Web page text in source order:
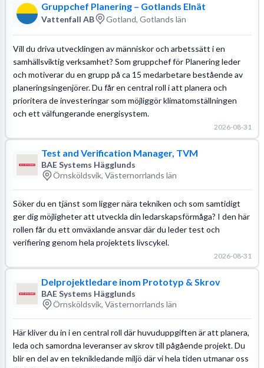
Gruppchef Planering – Gotlands Elnät
Vattenfall AB Gotland, Gotlands län
Vill du driva utvecklingen av människor och arbetssätt i en
samhällsviktig verksamhet? Som gruppchef för Planering leder
och motiverar du en grupp på ca 15 medarbetare bestående av
planeringsingenjörer. Du får en central roll i att planera och
prioritera de investeringar som möjliggör klimatomställningen
och ett välfungerande energisystem.
2026-08-31
Test and Verification Manager, TVM
BAE Systems Hägglunds
Örnsköldsvik, Västernorrlands län
Söker du en tjänst som ligger nära tekniken och som samtidigt
ger dig möjligheter att utveckla din ledarskapsförmåga? I den här
rollen får du ett omväxlande ansvar där du leder test och
verifiering genom hela projektets livscykel.
2026-08-31
Delprojektledare inom Prototyp & Skrov
BAE Systems Hägglunds
Örnsköldsvik, Västernorrlands län
Här kliver du in i en central roll där huvuduppgiften är att planera,
leda och samordna leveranser av skrov till pågående projekt. Du
blir en del av en teknikledande miljö där vi hela tiden utmanar oss